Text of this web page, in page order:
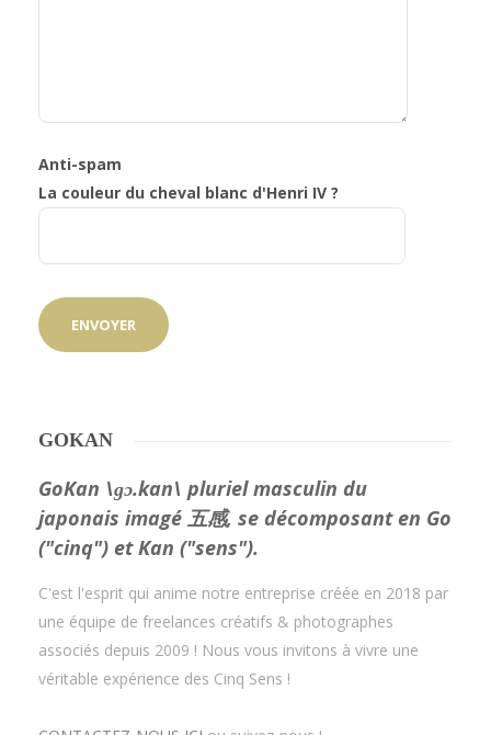
Anti-spam
La couleur du cheval blanc d'Henri IV ?
GOKAN
GoKan \ɡɔ.kan\ pluriel masculin du
japonais imagé 五感, se décomposant en Go
("cinq") et Kan ("sens").
C'est l'esprit qui anime notre entreprise créée en 2018 par
une équipe de freelances créatifs & photographes
associés depuis 2009 ! Nous vous invitons à vivre une
véritable expérience des Cinq Sens !